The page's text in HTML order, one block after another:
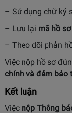
– Sử dụng chữ ký
– Lưu lại mã hồ sơ
– Theo dõi phản
Việc nộp hồ sơ
chính và đảm bảo
Kết luận
Việc nộp Thông